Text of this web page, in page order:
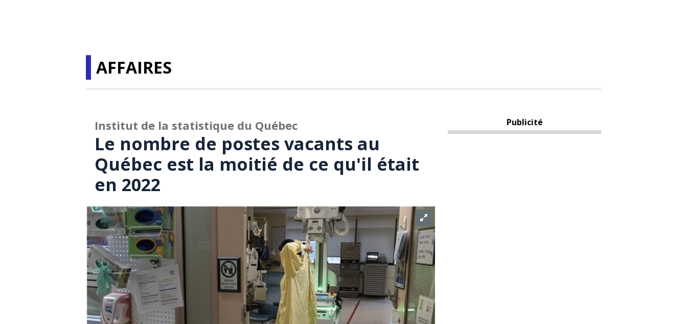
AFFAIRES
Institut de la statistique du Québec
Le nombre de postes vacants au
Québec est la moitié de ce qu'il était
en 2022
Publicité